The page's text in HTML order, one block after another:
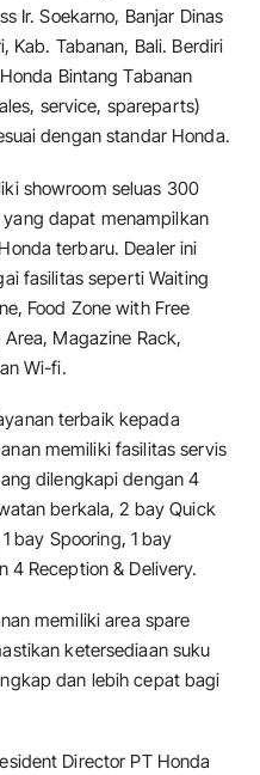
Ir. Soekarno, Banjar Dinas
Kab. Tabanan, Bali. Berdiri
Bintang Tabanan
service, spareparts)
dengan standar Honda.
showroom seluas 300
dapat menampilkan
terbaru. Dealer ini
fasilitas seperti Waiting
Food Zone with Free
Magazine Rack,
Wi-fi.
terbaik kepada
memiliki fasilitas servis
dilengkapi dengan 4
berkala, 2 bay Quick
bay Spooring, 1 bay
4 Reception & Delivery.
memiliki area spare
ketersediaan suku
dan lebih cepat bagi
Director PT Honda